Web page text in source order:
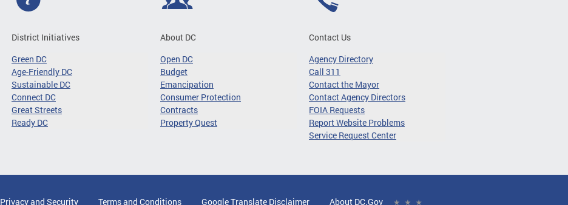
District Initiatives
Green DC
Age-Friendly DC
Sustainable DC
Connect DC
Great Streets
Ready DC
About DC
Open DC
Budget
Emancipation
Consumer Protection
Contracts
Property Quest
Contact Us
Agency Directory
Call 311
Contact the Mayor
Contact Agency Directors
FOIA Requests
Report Website Problems
Service Request Center
Privacy and Security Terms and Conditions Google Translate Disclaimer About DC.Gov